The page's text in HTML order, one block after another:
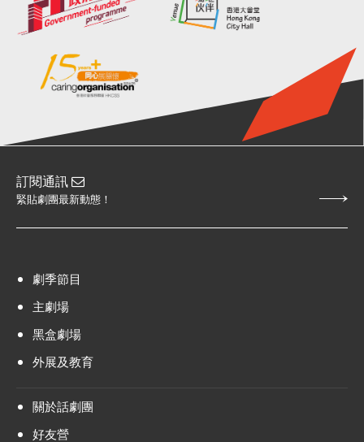
訂閱通訊
緊貼劇團最新動態！
劇季節目
主劇場
黑盒劇場
外展及教育
關於話劇團
好友營